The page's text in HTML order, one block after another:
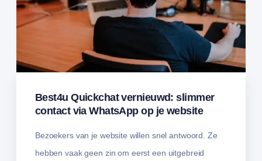
Best4u Quickchat vernieuwd: slimmer
contact via WhatsApp op je website
Bezoekers van je website willen snel antwoord. Ze
hebben vaak geen zin om eerst een uitgebreid